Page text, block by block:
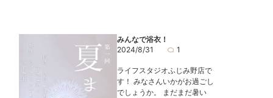
みんなで浴衣！
2024/8/31
1
ライフスタジオふじみ野店で
す！ みなさんいかがお過ごし
でしょうか。 まだまだ暑い